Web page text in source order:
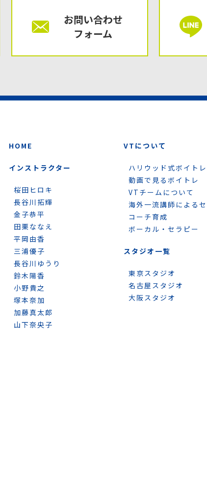
お問い合わせ
フォーム
HOME
インストラクター
桜田ヒロキ
長谷川拓輝
金子恭平
田栗ななえ
平岡由香
三浦優子
長谷川ゆうり
鈴木陽香
小野貴之
塚本奈加
加藤真太郎
山下奈央子
VTについて
ハリウッド式ボイトレ
動画で見るボイトレ
VTチームについて
海外一流講師による
コーチ育成
ボーカル・セラピー
スタジオ一覧
東京スタジオ
名古屋スタジオ
大阪スタジオ